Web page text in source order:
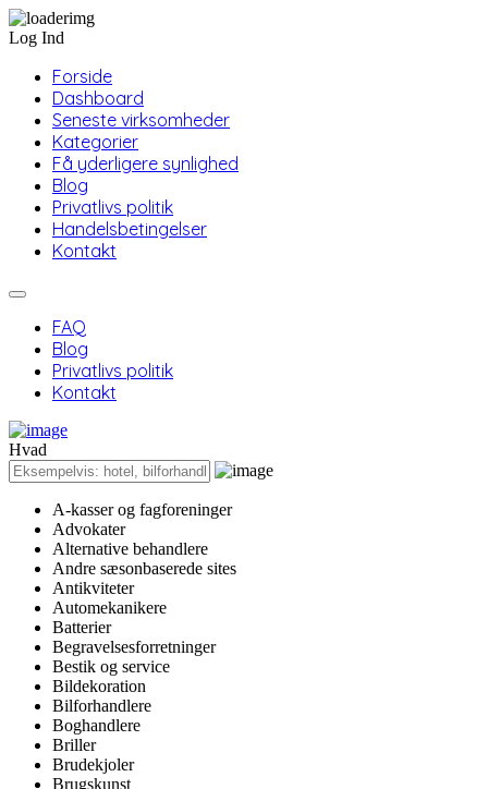
Log Ind
Forside
Dashboard
Seneste virksomheder
Kategorier
Få yderligere synlighed
Blog
Privatlivs politik
Handelsbetingelser
Kontakt
FAQ
Blog
Privatlivs politik
Kontakt
Hvad
A-kasser og fagforeninger
Advokater
Alternative behandlere
Andre sæsonbaserede sites
Antikviteter
Automekanikere
Batterier
Begravelsesforretninger
Bestik og service
Bildekoration
Bilforhandlere
Boghandlere
Briller
Brudekjoler
Brugskunst